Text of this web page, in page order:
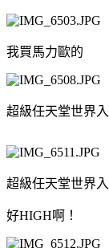
我買馬力歐的
超級任天堂世界
超級任天堂世界
好HIGH啊！